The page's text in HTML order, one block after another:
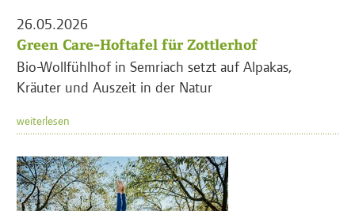
26.05.2026
Green Care-Hoftafel für Zottlerhof
Bio-Wollfühlhof in Semriach setzt auf Alpakas,
Kräuter und Auszeit in der Natur
weiterlesen